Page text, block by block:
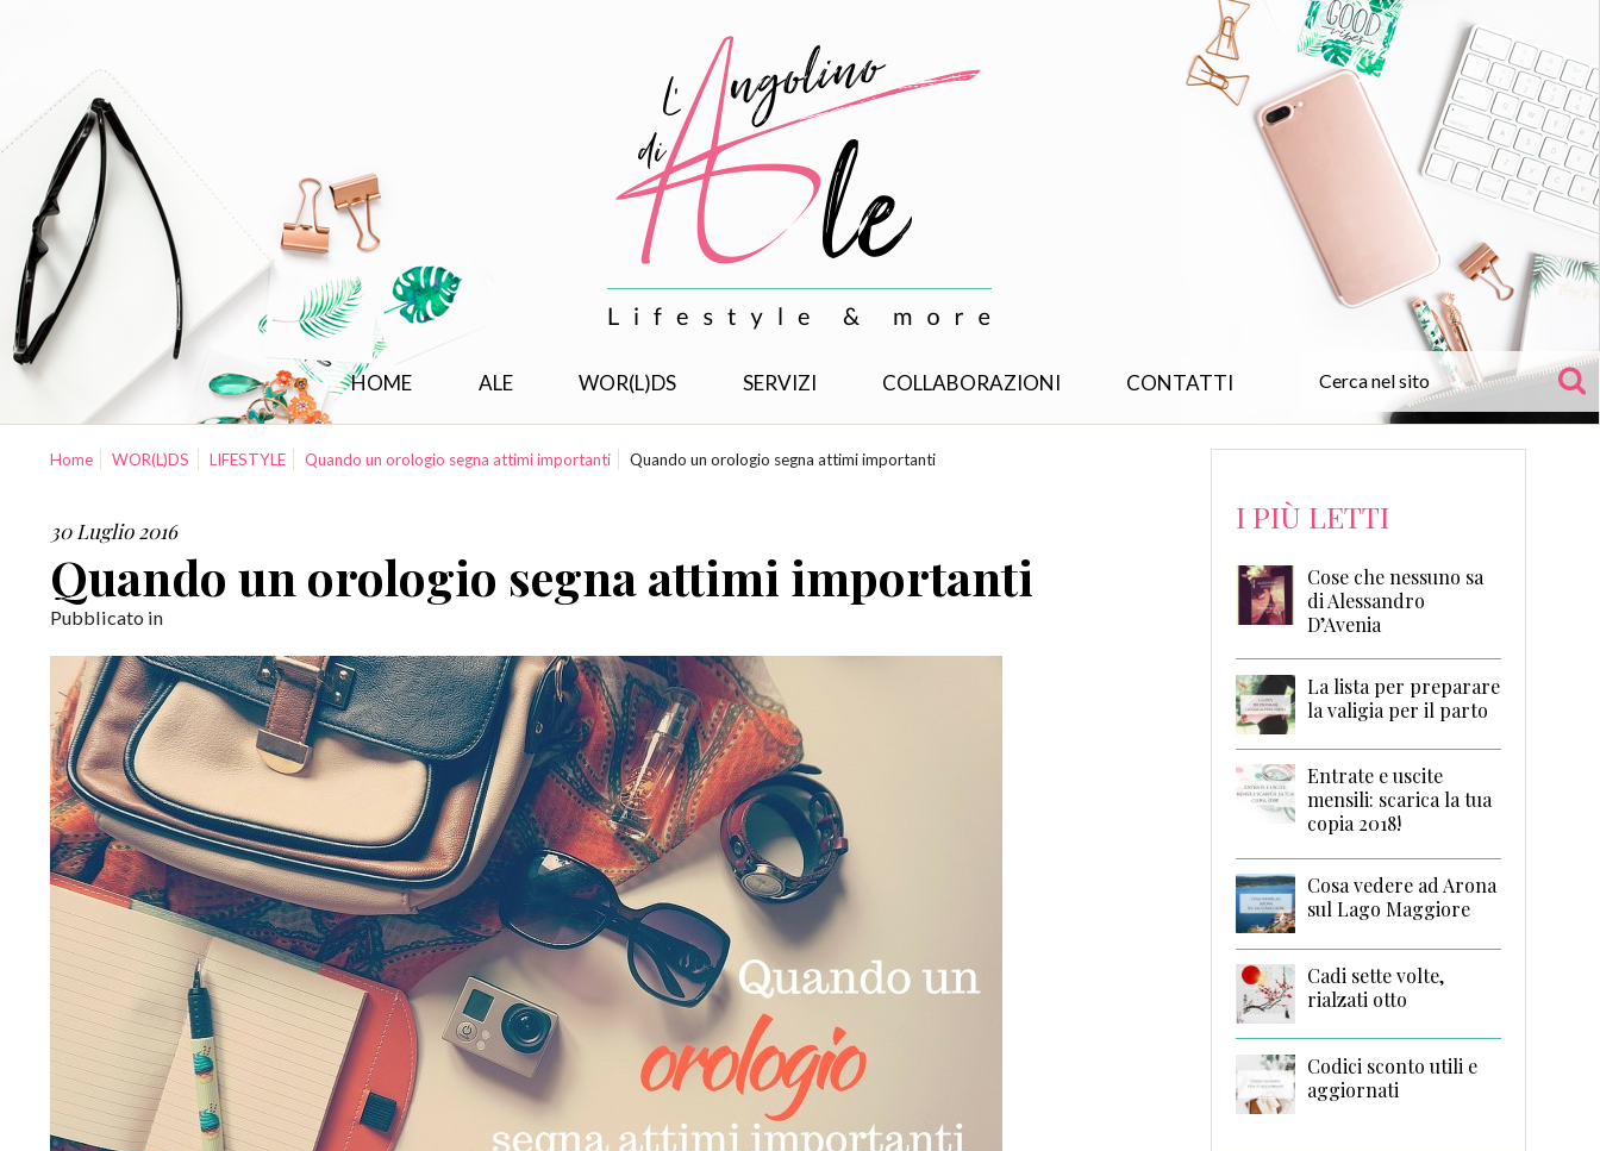
HOME ALE WOR(L)DS SERVIZI COLLABORAZIONI CONTATTI
Home WOR(L)DS LIFESTYLE Quando un orologio segna attimi importanti Quando un orologio segna attimi importanti
30 Luglio 2016
Quando un orologio segna attimi importanti
Pubblicato in
I PIÙ LETTI
Cose che nessuno sa
di Alessandro
D’Avenia
La lista per preparare
la valigia per il parto
Entrate e uscite
mensili: scarica la tua
copia 2018!
Cosa vedere ad Arona
sul Lago Maggiore
Cadi sette volte,
rialzati otto
Codici sconto utili e
aggiornati